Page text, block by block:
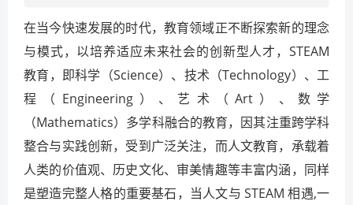
在当今快速发展的时代，教育领域正不断探索新的理念
与模式，以培养适应未来社会的创新型人才，STEAM
教育，即科学（Science）、技术（Technology）、工
程（Engineering）、艺术（Art）、数学
（Mathematics）多学科融合的教育，因其注重跨学科
整合与实践创新，受到广泛关注，而人文教育，承载着
人类的价值观、历史文化、审美情趣等丰富内涵，同样
是塑造完整人格的重要基石，当人文与 STEAM 相遇,一